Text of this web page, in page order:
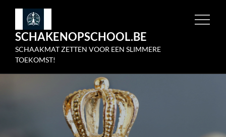
Skip
contentSCHAKENOPSCHOOL.BE
SCHAAKMAT ZETTEN VOOR EEN SLIMMERE
TOEKOMST!